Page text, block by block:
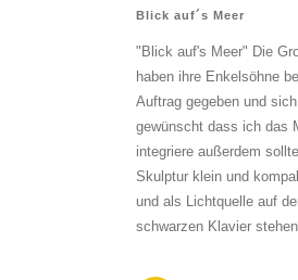
Blick auf´s Meer
"Blick auf's Meer" Die
haben ihre Enkelsöhne
Auftrag gegeben und sich
gewünscht dass ich das
integriere außerdem
Skulptur klein und
und als Lichtquelle auf
schwarzen Klavier